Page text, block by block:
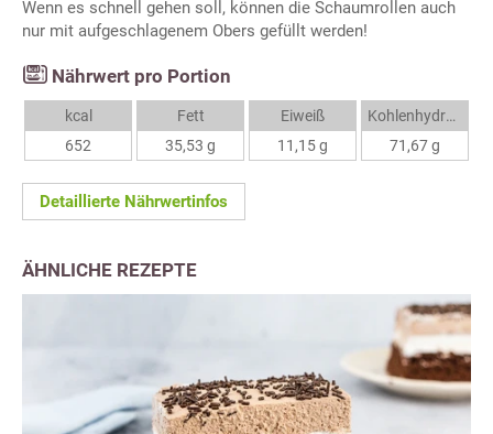
Wenn es schnell gehen soll, können die Schaumrollen auch
nur mit aufgeschlagenem Obers gefüllt werden!
Nährwert pro Portion
kcal
652
Fett
35,53 g
Eiweiß
11,15 g
Kohlenhydrate
71,67 g
Detaillierte Nährwertinfos
ÄHNLICHE REZEPTE